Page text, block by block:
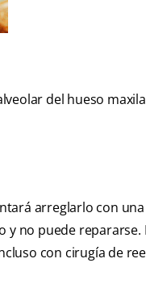
del hueso
arreglarlo con una
no puede repararse.
con cirugía de